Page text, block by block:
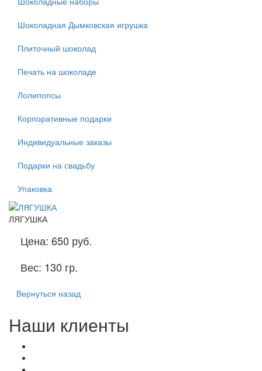
Шоколадная Дымковская игрушка
Плиточный шоколад
Печать на шоколаде
Лолипопсы
Корпоративные подарки
Индивидуальные заказы
Подарки на свадьбу
Упаковка
ЛЯГУШКА
Цена: 650 руб.
Вес: 130 гр.
Вернуться назад
Наши клиенты